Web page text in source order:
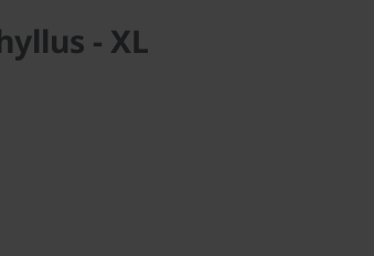
- XL